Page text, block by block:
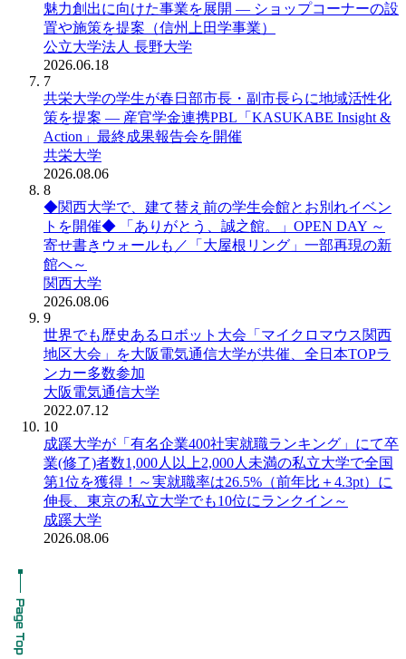
魅力創出に向けた事業を展開 ― ショップコーナーの設
置や施策を提案（信州上田学事業）
公立大学法人 長野大学
2026.06.18
7
共栄大学の学生が春日部市長・副市長らに地域活性化
策を提案 ― 産官学金連携PBL「KASUKABE Insight &
Action」最終成果報告会を開催
共栄大学
2026.08.06
8
◆関西大学で、建て替え前の学生会館とお別れイベン
トを開催◆ 「ありがとう、誠之館。」OPEN DAY ～
寄せ書きウォールも／「大屋根リング」一部再現の新
館へ～
関西大学
2026.08.06
9
世界でも歴史あるロボット大会「マイクロマウス関西
地区大会」を大阪電気通信大学が共催、全日本TOPラ
ンカー多数参加
大阪電気通信大学
2022.07.12
10
成蹊大学が「有名企業400社実就職ランキング」にて卒
業(修了)者数1,000人以上2,000人未満の私立大学で全国
第1位を獲得！～実就職率は26.5%（前年比＋4.3pt）に
伸長、東京の私立大学でも10位にランクイン～
成蹊大学
2026.08.06